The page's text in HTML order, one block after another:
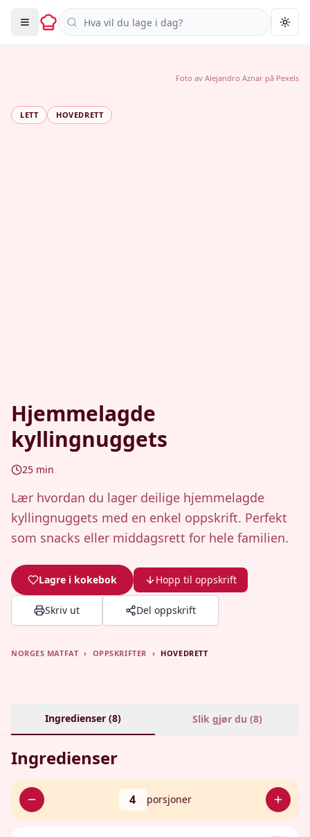
Søk i oppskrifter
LETT HOVEDRETT
Hjemmelagde
kyllingnuggets
25 min
Lær hvordan du lager deilige hjemmelagde
kyllingnuggets med en enkel oppskrift. Perfekt
som snacks eller middagsrett for hele familien.
Lagre i kokebok Hopp til oppskrift
Skriv ut Del oppskrift
Foto av Alejandro Aznar på Pexels
NORGES MATFAT › OPPSKRIFTER › HOVEDRETT
Ingredienser (8) Slik gjør du (8)
Ingredienser
4 porsjoner